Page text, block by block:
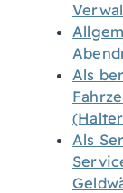
Als
Als